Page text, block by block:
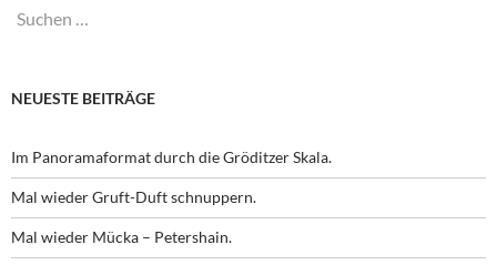
Suchen
NEUESTE BEITRÄGE
Im Panoramaformat durch die Gröditzer Skala.
Mal wieder Gruft-Duft schnuppern.
Mal wieder Mücka – Petershain.